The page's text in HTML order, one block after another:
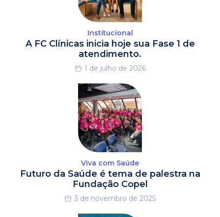
Institucional
A FC Clínicas inicia hoje sua Fase 1 de
atendimento.
1 de julho de 2026
Viva com Saúde
Futuro da Saúde é tema de palestra na
Fundação Copel
3 de novembro de 2025